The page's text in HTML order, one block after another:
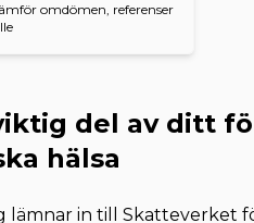
omdömen, referenser
del av ditt
hälsa
in till Skatteverket